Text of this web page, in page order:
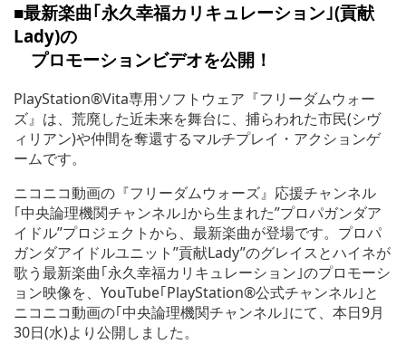
■最新楽曲｢永久幸福カリキュレーション｣(貢献
Lady)の
プロモーションビデオを公開！
PlayStation®Vita専用ソフトウェア『フリーダムウォー
ズ』は、荒廃した近未来を舞台に、捕らわれた市民(シヴ
ィリアン)や仲間を奪還するマルチプレイ・アクションゲ
ームです。
ニコニコ動画の『フリーダムウォーズ』応援チャンネル
｢中央論理機関チャンネル｣から生まれた”プロパガンダア
イドル”プロジェクトから、最新楽曲が登場です。プロパ
ガンダアイドルユニット”貢献Lady”のグレイスとハイネが
歌う最新楽曲｢永久幸福カリキュレーション｣のプロモーシ
ョン映像を、YouTube｢PlayStation®公式チャンネル｣と
ニコニコ動画の｢中央論理機関チャンネル｣にて、本日9月
30日(水)より公開しました。